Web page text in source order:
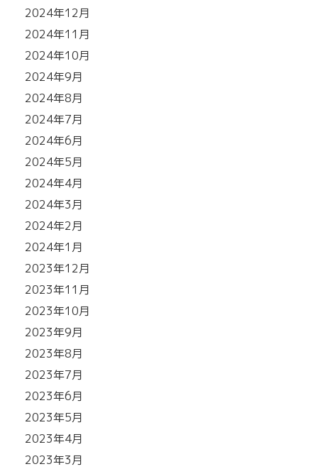
2024年12月
2024年11月
2024年10月
2024年9月
2024年8月
2024年7月
2024年6月
2024年5月
2024年4月
2024年3月
2024年2月
2024年1月
2023年12月
2023年11月
2023年10月
2023年9月
2023年8月
2023年7月
2023年6月
2023年5月
2023年4月
2023年3月